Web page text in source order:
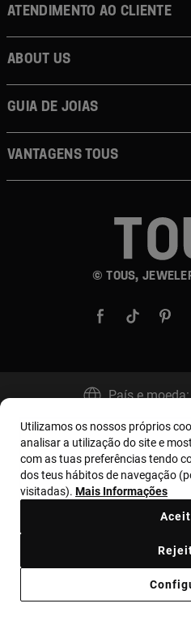
© TOUS,
Atendimento ao cliente
About us
Guia de joias
Vantagens TOUS
País e
Termos e condições
Política de Cookies
Plano de
Utilizamos os nossos próprios
analisar a utilização do site e
com as tuas preferências tendo
dos teus hábitos de navegação
visitadas). Mais Informações